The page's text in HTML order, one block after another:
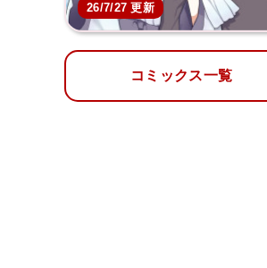
26/7/27 更新
コミックス一覧